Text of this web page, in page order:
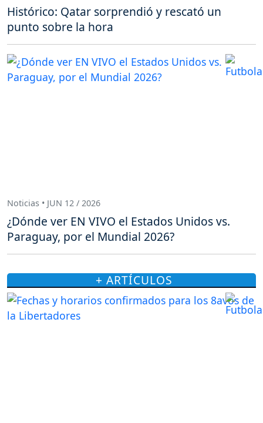
Histórico: Qatar sorprendió y rescató un
punto sobre la hora
Noticias • JUN 12 / 2026
¿Dónde ver EN VIVO el Estados Unidos vs.
Paraguay, por el Mundial 2026?
+ ARTÍCULOS